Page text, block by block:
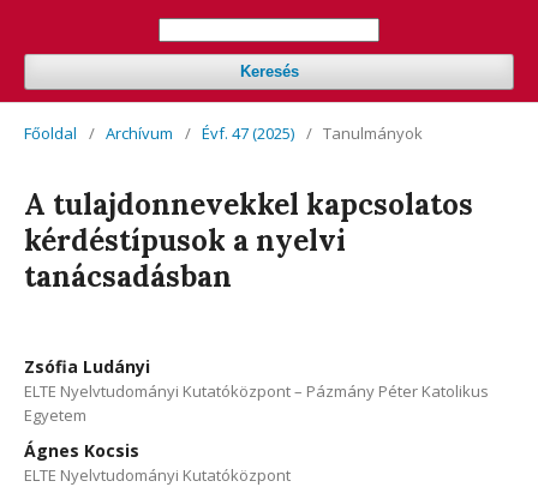
Keresés
Főoldal / Archívum / Évf. 47 (2025) / Tanulmányok
A tulajdonnevekkel kapcsolatos
kérdéstípusok a nyelvi
tanácsadásban
Zsófia Ludányi
ELTE Nyelvtudományi Kutatóközpont – Pázmány Péter Katolikus
Egyetem
Ágnes Kocsis
ELTE Nyelvtudományi Kutatóközpont